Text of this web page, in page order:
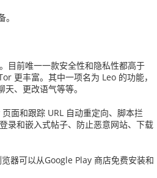
目前唯一一款安全性和隐私性都高于
更丰富。其中一项名为 Leo 的功能，
、更改语气等等。
面和跟踪 URL 自动重定向、脚本拦
录和嵌入式帖子、防止恶意网站、下载
器可以从Google Play 商店免费安装和